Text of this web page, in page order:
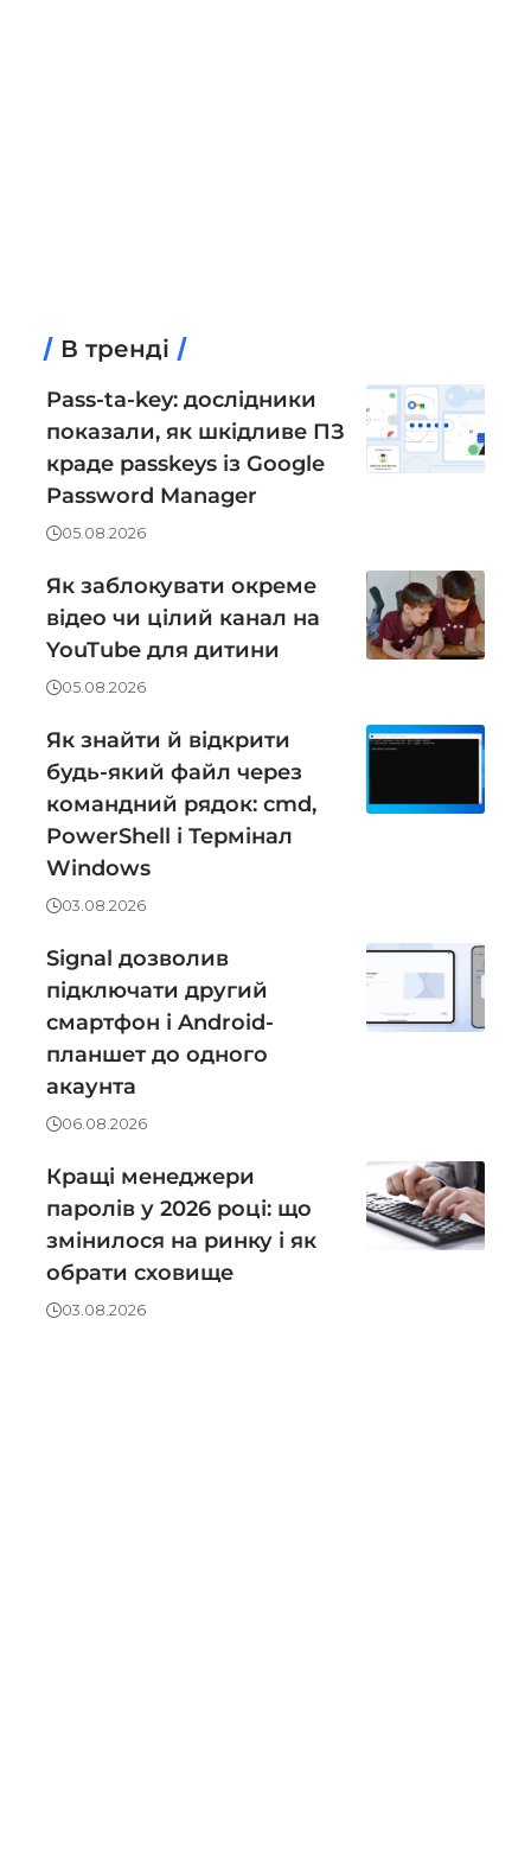
В тренді
Pass-ta-key: дослідники
показали, як шкідливе ПЗ
краде passkeys із Google
Password Manager
05.08.2026
Як заблокувати окреме
відео чи цілий канал на
YouTube для дитини
05.08.2026
Як знайти й відкрити
будь-який файл через
командний рядок: cmd,
PowerShell і Термінал
Windows
03.08.2026
Signal дозволив
підключати другий
смартфон і Android-
планшет до одного
акаунта
06.08.2026
Кращі менеджери
паролів у 2026 році: що
змінилося на ринку і як
обрати сховище
03.08.2026